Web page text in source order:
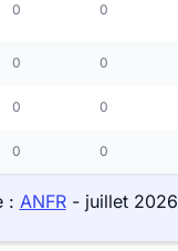
0 0
0 0
0 0
0 0
: ANFR- juillet 2026